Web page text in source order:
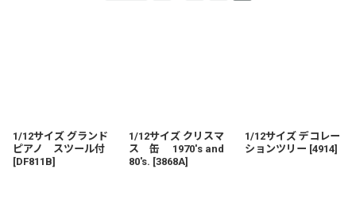
1/12サイズ グランド
ピアノ スツール付
[DF811B]
1/12サイズ クリスマ
ス 缶 1970's and
80's. [3868A]
1/12サイズ デコレー
ションツリー [4914]